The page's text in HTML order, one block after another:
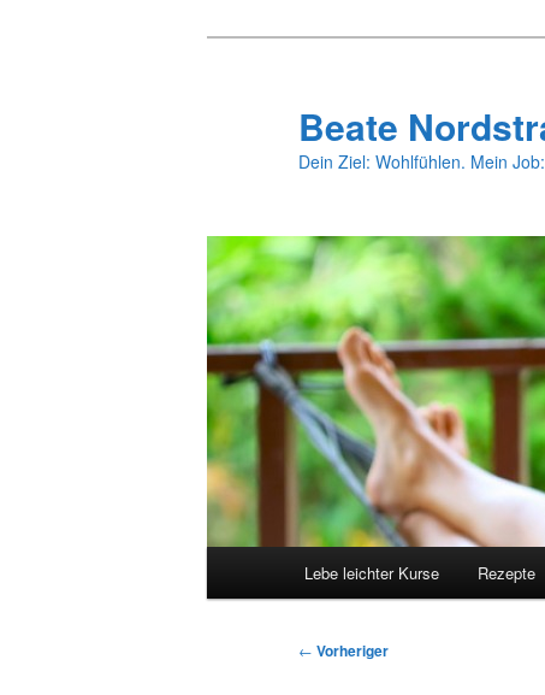
Beate
Dein Ziel: Wohlfühlen. Mein
Lebe leichter Kurse Rezepte
Beitragsnavigation
← Vorheriger